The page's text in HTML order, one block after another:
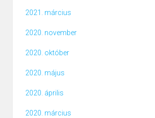
2021. március
2020. november
2020. október
2020. május
2020. április
2020. március